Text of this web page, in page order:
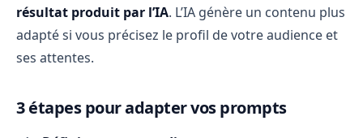
résultat produit par l’IA. L’IA génère un contenu plus
adapté si vous précisez le profil de votre audience et
ses attentes.
3 étapes pour adapter vos prompts